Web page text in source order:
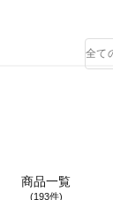
品
検
商品一覧
(193件)